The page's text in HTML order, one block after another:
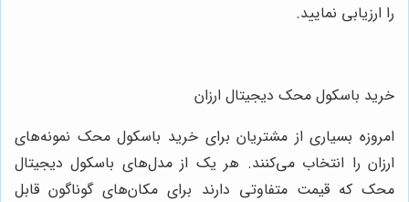
را ارزیابی نمایید.
خرید باسکول محک دیجیتال ارزان
امروزه بسیاری از مشتریان برای خرید باسکول محک نمونه‌های
ارزان را انتخاب می‌کنند. هر یک از مدل‌های باسکول دیجیتال
محک که قیمت متفاوتی دارند برای مکان‌های گوناگون قابل